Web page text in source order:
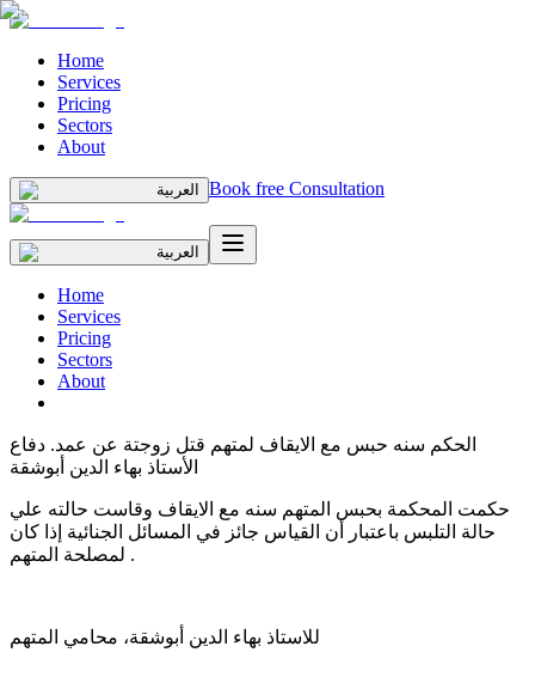
Home
Services
Pricing
Sectors
About
العربية Book free Consultation
العربية
Home
Services
Pricing
Sectors
About
الحكم سنه حبس مع الايقاف لمتهم قتل زوجتة عن عمد. دفاع
الأستاذ بهاء الدين أبوشقة
حكمت المحكمة بحبس المتهم سنه مع الايقاف وقاست حالته علي
حالة التلبس باعتبار أن القياس جائز في المسائل الجنائية إذا كان
لمصلحة المتهم .
للاستاذ بهاء الدين أبوشقة، محامي المتهم